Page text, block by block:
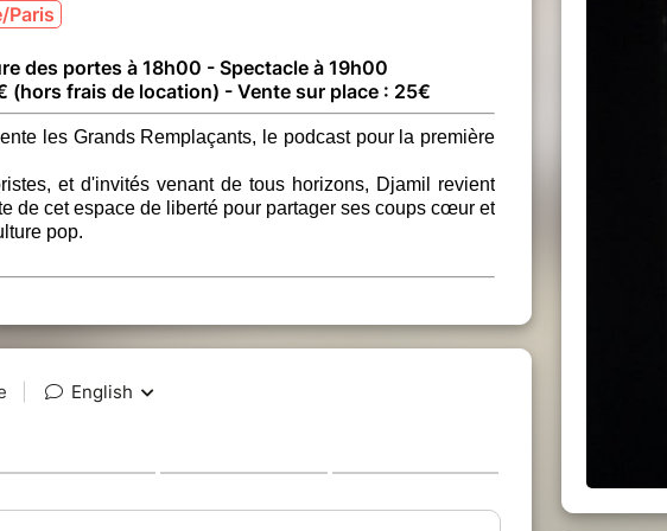
Paris
des portes à 18h00 - Spectacle à 19h00
(hors frais de location) - Vente sur place : 25€
les Grands Remplaçants, le podcast pour la première
et d'invités venant de tous horizons, Djamil revient
de cet espace de liberté pour partager ses coups cœur et
pop.